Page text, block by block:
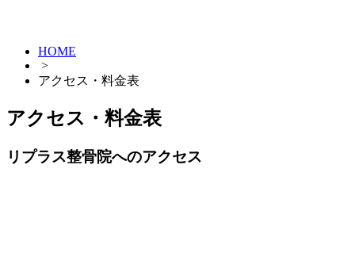
HOME
>
アクセス・料金表
アクセス・料金表
リプラス整骨院へのアクセス